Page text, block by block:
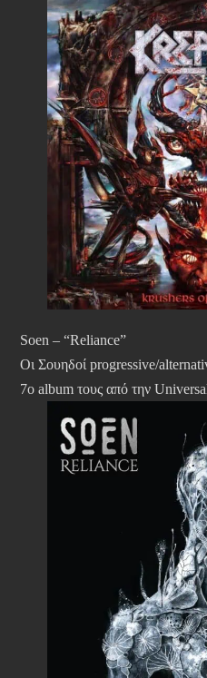
Soen – “Reliance”
Οι Σουηδοί progressive/
7ο album τους από την